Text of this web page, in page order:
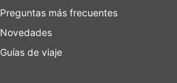
Preguntas más frecuentes
Novedades
Guías de viaje